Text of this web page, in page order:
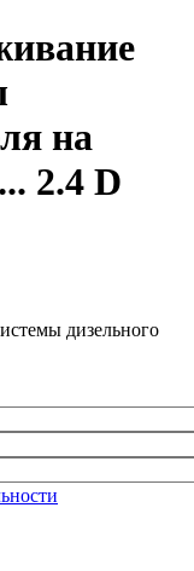
на
2.4 D
дизельного
*